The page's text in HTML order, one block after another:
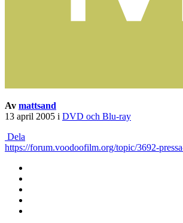
Av mattsand
13 april 2005 i DVD och Blu-ray
Dela
https://forum.voodoofilm.org/topic/3692-